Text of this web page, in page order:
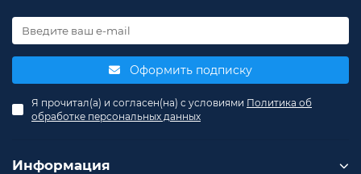
Оформить подписку
Я прочитал(а) и согласен(на) с условиями Политика об
обработке персональных данных
Информация